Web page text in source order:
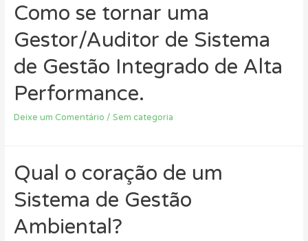
Como se tornar uma
Gestor/Auditor de Sistema
de Gestão Integrado de Alta
Performance.
Deixe um Comentário / Sem categoria
Qual o coração de um
Sistema de Gestão
Ambiental?